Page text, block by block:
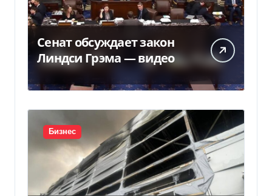
Сенат обсуждает закон
Линдси Грэма — видео
Бизнес